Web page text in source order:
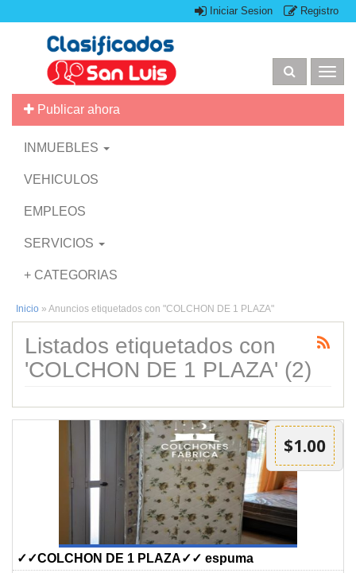
Iniciar Sesion Registro
Publicar ahora
INMUEBLES
VEHICULOS
EMPLEOS
SERVICIOS
+ CATEGORIAS
Inicio » Anuncios etiquetados con "COLCHON DE 1 PLAZA"
Listados etiquetados con
'COLCHON DE 1 PLAZA' (2)
$1.00
✓✓COLCHON DE 1 PLAZA✓✓ espuma